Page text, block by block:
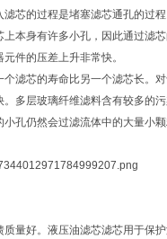
的过程是堵塞滤芯通孔的过
本身有许多小孔，因此通过滤
件的压差上升非常快。
芯的寿命比另一个滤芯长。
多层玻璃纤维滤料含有较多的
孔仍然会过滤流体中的大量小颗
量好。液压油滤芯滤芯用于保